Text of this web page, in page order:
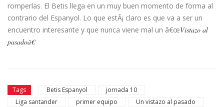
romperlas. El Betis llega en un muy buen momento de forma al
contrario del Espanyol. Lo que estÃ¡ claro es que va a ser un
encuentro interesante y que nunca viene mal un â€œVistazo al
pasadoâ€
Tags Betis Espanyol
jornada 10
Liga santander
primer equipo Un vistazo al pasado